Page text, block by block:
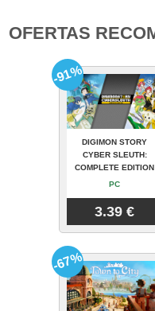
OFERTAS
DIGIMON STORY
CYBER SLEUTH:
COMPLETE EDITION
PC
3.39 €
-91%
-67%